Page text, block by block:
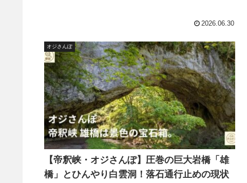
2026.06.30
オジさんぽ
【帝釈峡・オジさんぽ】圧巻の巨大岩橋「雄
橋」とひんやり白雲洞！落石通行止めの現状